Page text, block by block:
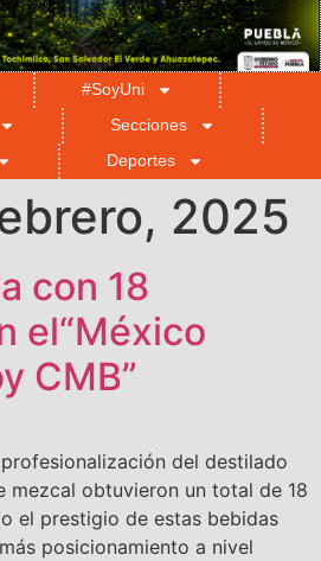
#SoyUni
Secciones
Deportes
2025
con 18
el“México
CMB”
del destilado
mezcal obtuvieron un total de 18
el prestigio de estas bebidas
posicionamiento a nivel